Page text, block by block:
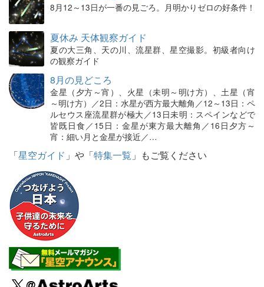
8月12～13日が一番の見ごろ。月明かりゼロの好条件！
夏休み 天体観察ガイド
夏の大三角、天の川、流星群、星空撮影。初級者向け
の観察ガイド
8月の見どころ
金星（夕方～宵）、火星（未明～明け方）、土星（宵
～明け方）／2日：水星が西方最大離角／12～13日：ペ
ルセウス座流星群が極大／13日未明：スペインなどで
皆既日食／15日：金星が東方最大離角／16日夕方～
宵：細い月と金星が接近／…
「星空ガイド 」や「特集一覧 」もご覧ください